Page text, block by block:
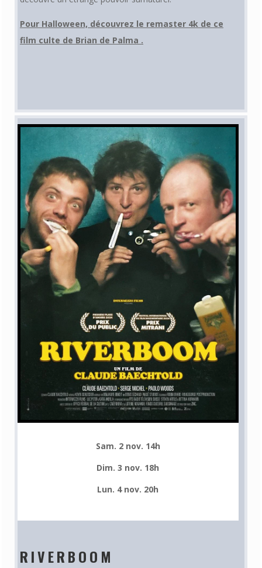
Pour Halloween, découvrez le remaster 4k de ce
film culte de Brian de Palma .
Sam. 2 nov. 14h
Dim. 3 nov. 18h
Lun. 4 nov. 20h
RIVERBOOM